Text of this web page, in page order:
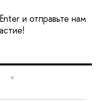
и отправьте нам